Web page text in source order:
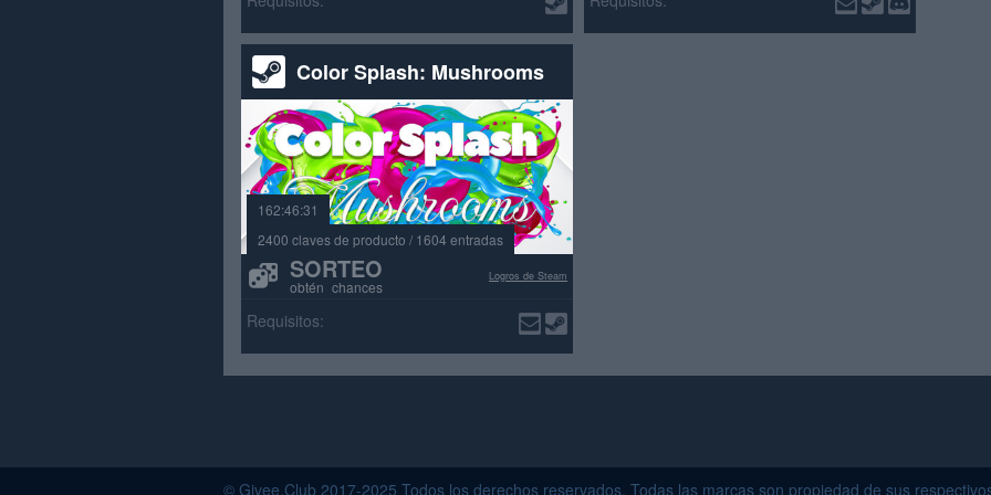
Color Splash: Mushrooms
162:46:31
2400 claves de producto / 1604 entradas
SORTEO
obtén chances
Logros de Steam
Requisitos:
© Givee.Club 2017-2025 Todos los derechos reservados. Todas las marcas son propiedad de sus